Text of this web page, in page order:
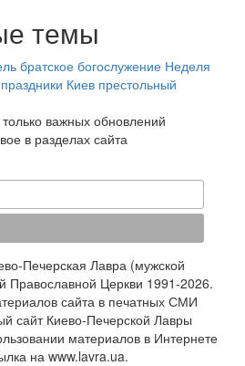
темы
братское богослужение Неделя
Киев престольный
важных обновлений
в разделах сайта
Печерская Лавра (мужской
Православной Церкви 1991-2026.
сайта в печатных СМИ
сайт Киево-Печерской Лавры
материалов в Интернете
на www.lavra.ua.